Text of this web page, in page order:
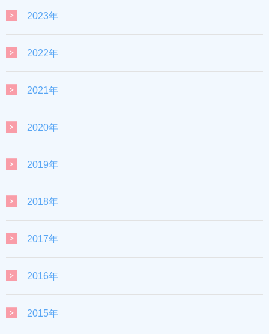
2023年
2022年
2021年
2020年
2019年
2018年
2017年
2016年
2015年